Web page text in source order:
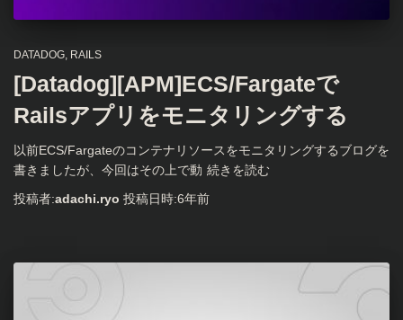
DATADOG RAILS
[Datadog][APM]ECS/Fargateで
Railsアプリをモニタリングする
以前ECS/Fargateのコンテナリソースをモニタリングするブログを
書きましたが、今回はその上で動 続きを読む
投稿者:adachi.ryo 投稿日時:6年前